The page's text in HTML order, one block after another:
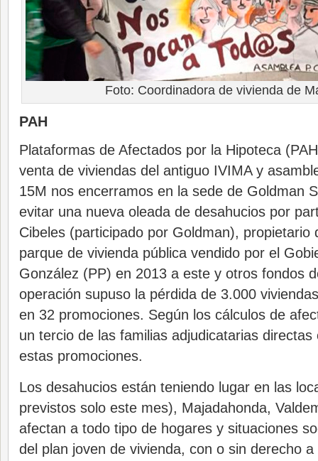
Foto: Coordinadora de vivienda de
PAH
Plataformas de Afectados por la Hipoteca
venta de viviendas del antiguo IVIMA y
15M nos encerramos en la sede de Goldman
evitar una nueva oleada de desahucios por
Cibeles (participado por Goldman), propietario
parque de vivienda pública vendido por el
González (PP) en 2013 a este y otros fondos
operación supuso la pérdida de 3.000
en 32 promociones. Según los cálculos de
un tercio de las familias adjudicatarias directas
estas promociones.
Los desahucios están teniendo lugar en las
previstos solo este mes), Majadahonda,
afectan a todo tipo de hogares y situaciones
del plan joven de vivienda, con o sin derecho